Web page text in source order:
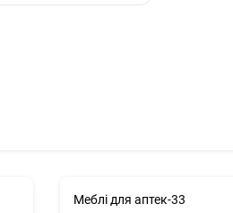
Меблі для аптек-33